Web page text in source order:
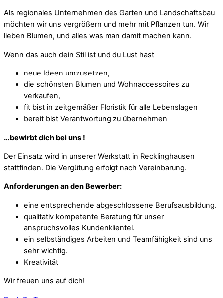
Als regionales Unternehmen des Garten und Landschaftsbau
möchten wir uns vergrößern und mehr mit Pflanzen tun. Wir
lieben Blumen, und alles was man damit machen kann.
Wenn das auch dein Stil ist und du Lust hast
neue Ideen umzusetzen,
die schönsten Blumen und Wohnaccessoires zu
verkaufen,
fit bist in zeitgemäßer Floristik für alle Lebenslagen
bereit bist Verantwortung zu übernehmen
…bewirbt dich bei uns !
Der Einsatz wird in unserer Werkstatt in Recklinghausen
stattfinden. Die Vergütung erfolgt nach Vereinbarung.
Anforderungen an den Bewerber:
eine entsprechende abgeschlossene Berufsausbildung.
qualitativ kompetente Beratung für unser
anspruchsvolles Kundenklientel.
ein selbständiges Arbeiten und Teamfähigkeit sind uns
sehr wichtig.
Kreativität
Wir freuen uns auf dich!